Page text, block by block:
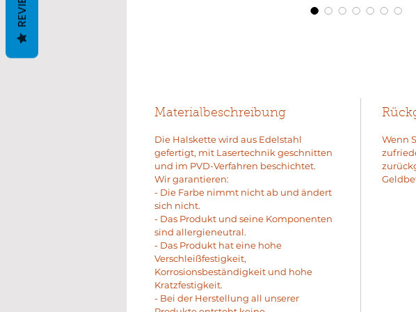
Materialbeschreibung
Die Halskette wird aus Edelstahl
gefertigt, mit Lasertechnik geschnitten
und im PVD-Verfahren beschichtet.
Wir garantieren:
- Die Farbe nimmt nicht ab und ändert
sich nicht.
- Das Produkt und seine Komponenten
sind allergieneutral.
- Das Produkt hat eine hohe
Verschleißfestigkeit,
Korrosionsbeständigkeit und hohe
Kratzfestigkeit.
- Bei der Herstellung all unserer
Wenn